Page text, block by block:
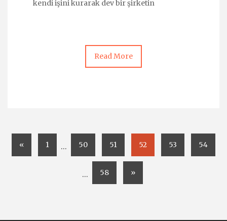
kendi işini kurarak dev bir şirketin
Read More
« 1 … 50 51 52 53 54
… 58 »